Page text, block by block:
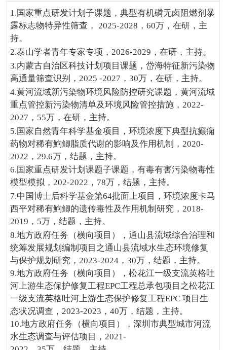
1.国家重点研发计划子课题，典型有机磷无卤阻燃剂暴
露标志物特异性筛查， 2025-2028，60万，在研，主
持。
2.泰山学者青年专家专项，2026-2029，在研，主持。
3.内蒙古自治区科技计划项目课题，岱海特征新污染物
高通量筛查识别，2025 -2027，30万，在研，主持。
4.黄河流域新污染物环境风险防控研究课题，黄河流域
重点管控新污染物清单及环境风险管控措施，2022-
2027，55万，在研，主持。
5.国家自然青年科学基金项目，环境浓度下典型抗癫痫
药物对稀有鮈鲫脂质代谢的影响及作用机制，2020-
2022，29.6万，结题，主持。
6.国家重点研发计划课题子课题，有毒有害污染物毒性
模型模拟，202-2022，78万，结题，主持。
7.中国博士后科学基金第64批面上项目，环境浓度卡马
西平对稀有鮈鲫的遗传毒性及作用机制研究，2018-
2019，5万，结题，主持。
8.地方政府任务（横向项目），通山县流域综合治理和
统筹发展规划编制项目之通山县流域水生态环境修复
与保护规划研究，2023-2024，30万，结题，主持。
9.地方政府任务（横向项目），松花江一级支流英格吐
河上游生态保护修复工程EPC工程总承包项目之松花江
一级支流英格吐河上游生态保护修复工程EPC 项目生
态状况调查，2023-2023，40万，结题，主持。
10.地方政府任务（横向项目），深圳市典型城市河流
水生态调查与评估项目，2021-